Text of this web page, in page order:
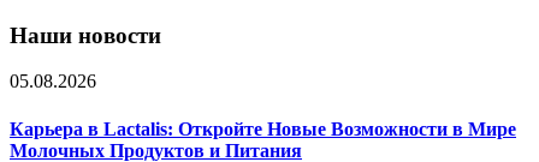
Наши новости
05.08.2026
Карьера в Lactalis: Откройте Новые Возможности в Мире
Молочных Продуктов и Питания